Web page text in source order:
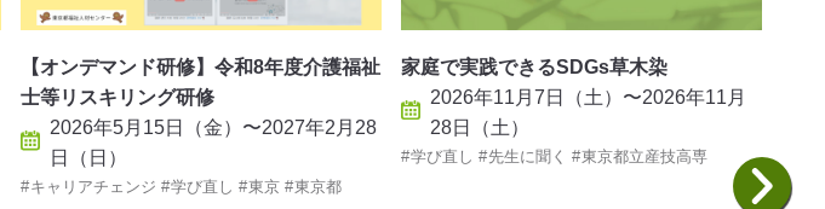
【オンデマンド研修】令和8年度介護福祉
士等リスキリング研修
2026年5月15日（金）〜2027年2月28
日（日）
キャリアチェンジ 学び直し 東京 東京都
家庭で実践できるSDGs草木染
2026年11月7日（土）〜2026年11月
28日（土）
学び直し 先生に聞く 東京都立産技高専